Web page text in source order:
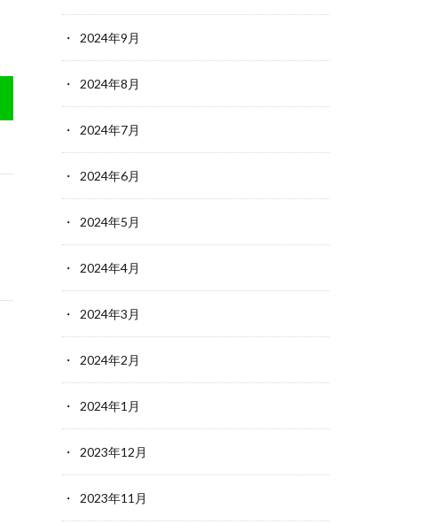
2024年9月
2024年8月
2024年7月
2024年6月
2024年5月
2024年4月
2024年3月
2024年2月
2024年1月
2023年12月
2023年11月